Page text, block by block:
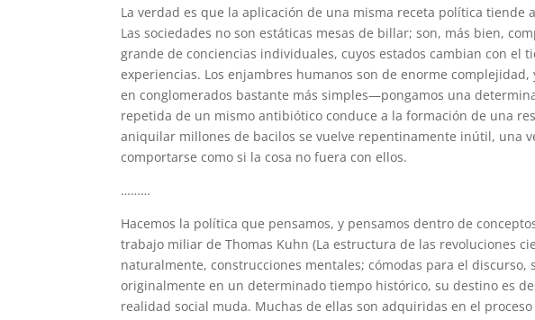
La verdad es que la aplicación de una misma receta política
Las sociedades no son estáticas mesas de billar; son, más bien,
grande de conciencias individuales, cuyos estados cambian con el
experiencias. Los enjambres humanos son de enorme
en conglomerados bastante más simples—pongamos una
repetida de un mismo antibiótico conduce a la formación de una
aniquilar millones de bacilos se vuelve repentinamente inútil, una
comportarse como si la cosa no fuera con ellos.
………
Hacemos la política que pensamos, y pensamos dentro de
trabajo miliar de Thomas Kuhn (La estructura de las revoluciones
naturalmente, construcciones mentales; cómodas para el discurso,
originalmente en un determinado tiempo histórico, su destino es
realidad social muda. Muchas de ellas son adquiridas en el